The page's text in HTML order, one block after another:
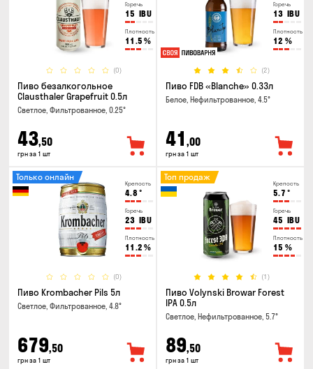
Горечь
15 IBU
Плотность
11.5 %
(0)
Пиво безалкогольное
Clausthaler Grapefruit 0.5л
Светлое, Фильтрованное, 0.25°
43,50
грн за 1 шт
Горечь
13 IBU
Плотность
12 %
(2)
Пиво FDB «Blanche» 0.33л
Белое, Нефильтрованное, 4.5°
41 ,00
грн за 1 шт
Крепость
4.8 °
Горечь
23 IBU
Плотность
11.2 %
(0)
Только онлайн
Пиво Krombacher Pils 5л
Светлое, Фильтрованное, 4.8°
679,50
грн за 1 шт
Крепость
5.7 °
Горечь
45 IBU
Плотность
15 %
(1)
Топ продаж
Пиво Volynski Browar Forest
IPA 0.5л
Светлое, Нефильтрованное, 5.7°
89,50
грн за 1 шт